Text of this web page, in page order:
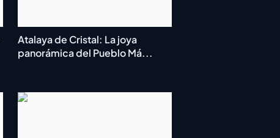
Atalaya de Cristal: La joya
panorámica del Pueblo Má...